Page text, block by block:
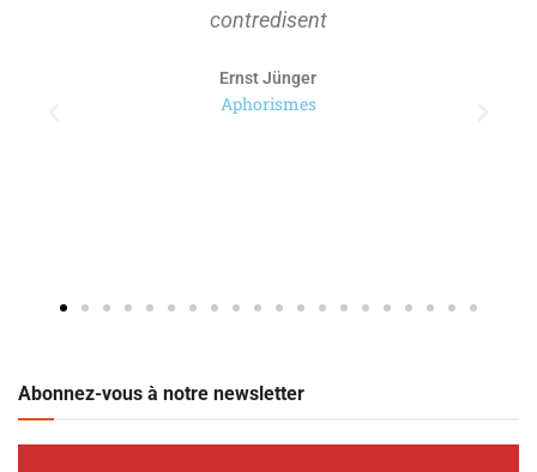
contredisent
Ernst Jünger
Aphorismes
Abonnez-vous à notre newsletter